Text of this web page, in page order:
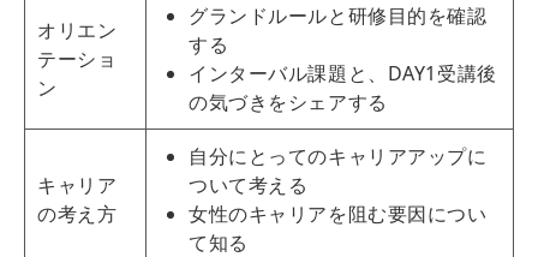
オリエン
テーショ
ン
グランドルールと研修目的を確認
する
インターバル課題と、DAY1受講後
の気づきをシェアする
キャリア
の考え方
自分にとってのキャリアアップに
ついて考える
女性のキャリアを阻む要因につい
て知る